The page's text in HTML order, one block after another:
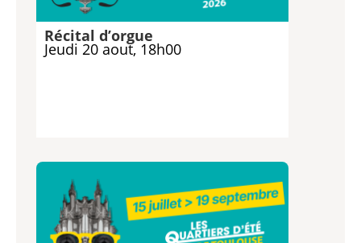
Récital d’orgue
Jeudi 20 aout, 18h00